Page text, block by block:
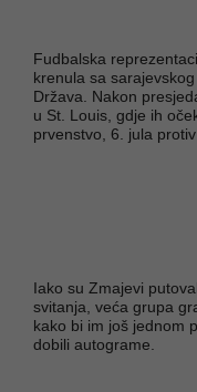
Fudbalska
krenula sa
Država. Nakon
u St. Louis, gdje ih
prvenstvo, 6. jula protiv
Iako su Zmajevi
svitanja, veća grupa
kako bi im još jednom
dobili autograme.